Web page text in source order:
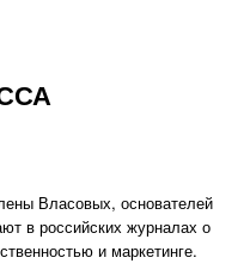
Власовых, основателей
в российских журналах о
и маркетинге.